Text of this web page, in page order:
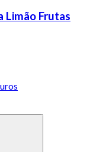
Limão Frutas